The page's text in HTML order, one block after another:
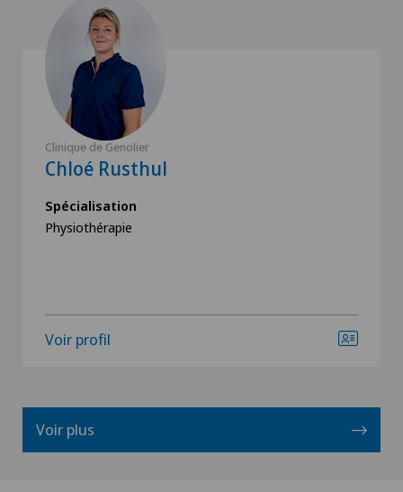
Clinique de Genolier
Chloé Rusthul
Spécialisation
Physiothérapie
Voir profil
Voir plus